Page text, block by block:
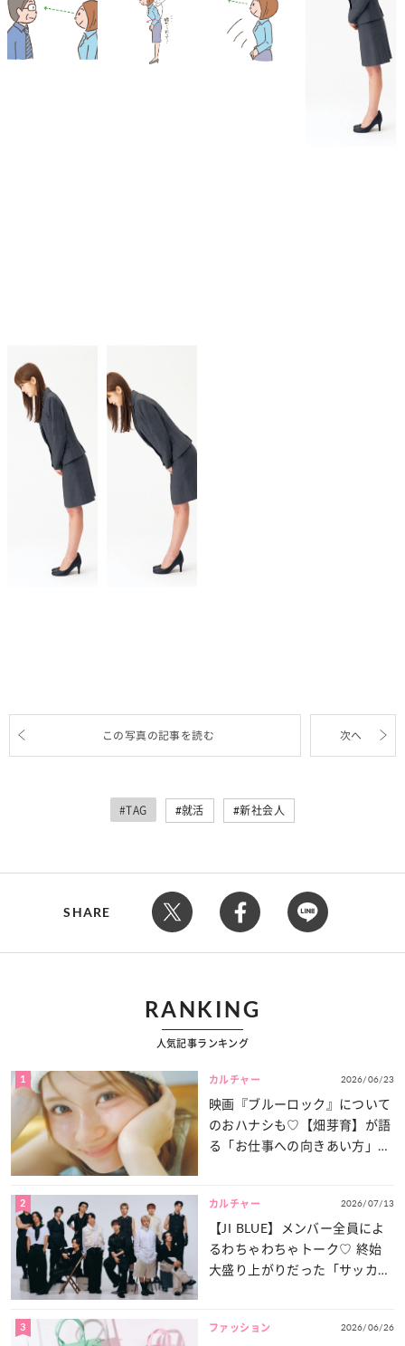
この写真の記事を読む 次へ
#TAG 就活 新社会人
SHARE
RANKING
人気記事ランキング
1 カルチャー 2026/06/23
映画『ブルーロック』について
のおハナシも♡【畑芽育】が語
る「お仕事への向きあい方」と
2 カルチャー 2026/07/13
【JI BLUE】メンバー全員によ
るわちゃわちゃトーク♡ 終始
大盛り上がりだった「サッカー
3 ファッション 2026/06/26